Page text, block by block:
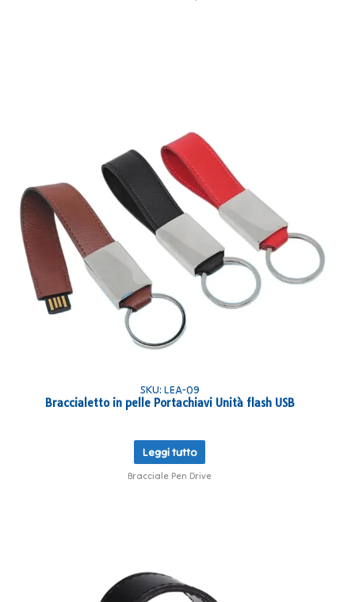
SKU: LEA-09
Braccialetto in pelle Portachiavi Unità flash USB
Leggi tutto
Bracciale Pen Drive